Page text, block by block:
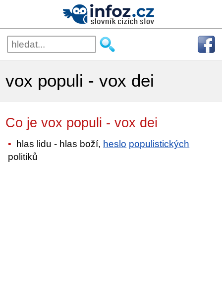
vox populi - vox dei
Co je vox populi - vox dei
hlas lidu - hlas boží, heslo populistických
politiků